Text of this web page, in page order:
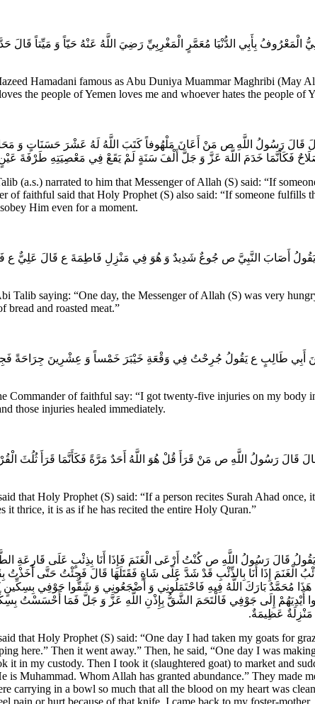
الْمَعْرُوفُ بِأَبِي الدُّنْيَا مُعَمَّرٍ الْمَغْرِبِيِّ رَضِيَ اللَّهُ عَنْهُ حَيّاً وَ مَيِّتاً
Hamadani famous as Abu Duniya Muammar Maghribi (May
the people of Yemen loves me and whoever hates the people of
ع قَالَ قَالَ رَسُولُ اللَّهِ ص‌ مَنْ أَعَانَ مَلْهُوفاً كَتَبَ اللَّهُ لَهُ عَشْرَ
فَكَأَنَّمَا خَدَمَ اللَّهَ عَزَّ وَ جَلَّ أَلْفَ سَنَةٍ لَمْ يَقَعْ فِي مَعْصِيَتِهِ طَرْفَةَ
(a.s.) narrated to him that Messenger of Allah (S) said: “If
of faithful said that Holy Prophet (S) also said: “If someone
Him even for a moment.
يَقُولُ‌ أَصَابَ النَّبِيَّ ص جُوعٌ شَدِيدٌ وَ هُوَ فِي مَنْزِلِ فَاطِمَةَ ع قَالَ عَلِيٌّ ع‌
saying: “One day, the Messenger of Allah (S) was very
bread and roasted meat.”
عَلِيَّ بْنَ أَبِي طَالِبٍ ع يَقُولُ‌ جُرِحْتُ فِي وَقْعَةِ خَيْبَرَ خَمْساً وَ عِشْرِينَ
Commander of faithful say: “I got twenty-five injuries on my
those injuries healed immediately.
قَالَ رَسُولُ اللَّهِ ص‌ مَنْ قَرَأَ قُلْ هُوَ اللَّهُ أَحَدٌ مَرَّةً فَكَأَنَّمَا قَرَأَ ثُلُثَ
that Holy Prophet (S) said: “If a person recites Surah Ahad once,
thrice, it is as if he has recited the entire Holy Quran.”
قَالَ رَسُولُ اللَّهِ ص‌ كُنْتُ أَرْعَى الْغَنَمَ فَإِذَا أَنَا بِذِئْبٍ عَلَى قَارِعَةِ
الْغَنَمَ إِذَا أَنَا بِالذِّئْبِ قَدْ شَدَّ عَلَى شَاةٍ فَقَتَلَهَا قَالَ فَجِئْتُ حَتَّى
هَذَا مُحَمَّدٌ بَارَكَ اللَّهُ فِيهِ فَاحْتَمَلُونِي وَ أَضْجَعُونِي وَ شَقُّوا جَوْفِي
أَيْدِيَهُمْ إِلَى جَوْفِي فَالْتَحَمَ الشَّقُّ بِإِذْنِ اللَّهِ عَزَّ وَ جَلَّ فَمَا أَحْسَسْتُ
مَنْزِلَةٌ عَظِيمَةٌ.
that Holy Prophet (S) said: “One day I had taken my goats for
here.” Then it went away.” Then, he said, “One day I was
in my custody. Then I took it (slaughtered goat) to market and
is Muhammad. Whom Allah has granted abundance.” They made
carrying in a bowl so much that all the blood on my heart was
or hurt because of that knife. I came back to my foster-